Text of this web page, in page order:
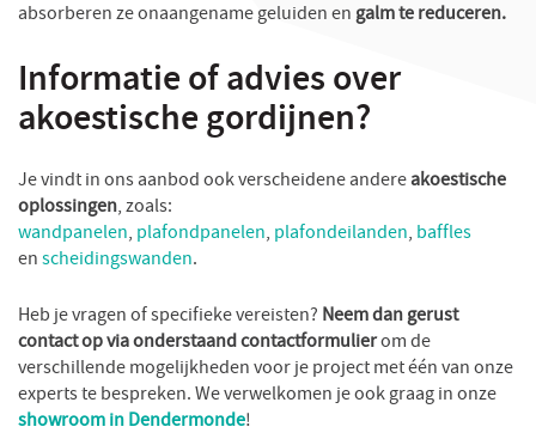
absorberen ze onaangename geluiden engalm te reduceren.
Informatie of advies over
akoestische gordijnen?
Je vindt in ons aanbod ook verscheidene andereakoestische
oplossingen, zoals:
wandpanelen, plafondpanelen, plafondeilanden, baffles
enscheidingswanden.
Heb je vragen of specifieke vereisten? Neem dan gerust
contact op via onderstaand contactformulierom de
verschillende mogelijkheden voor je project met één van onze
experts te bespreken. We verwelkomen je ook graag in onze
showroom in Dendermonde!